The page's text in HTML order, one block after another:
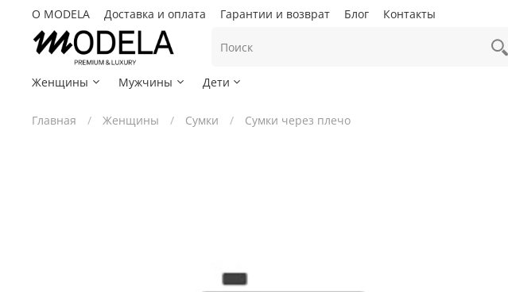
О MODELA Доставка и оплата Гарантии и возврат Блог Контакты
Женщины Мужчины Дети
Главная Женщины Сумки Сумки через плечо